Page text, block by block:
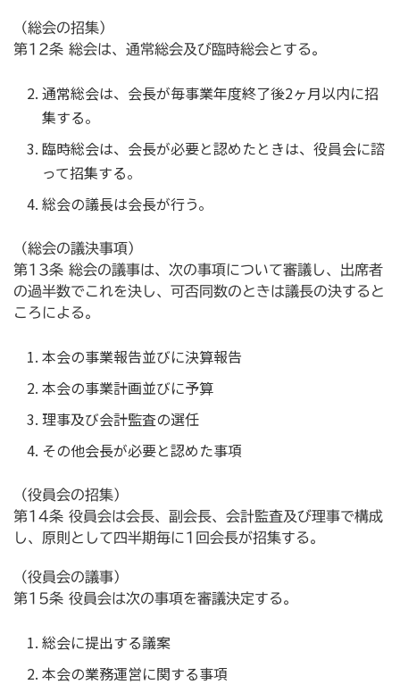
（総会の招集）
第12条 総会は、通常総会及び臨時総会とする。
通常総会は、会長が毎事業年度終了後2ヶ月以内に招
集する。
臨時総会は、会長が必要と認めたときは、役員会に諮
って招集する。
総会の議長は会長が行う。
（総会の議決事項）
第13条 総会の議事は、次の事項について審議し、出席者
の過半数でこれを決し、可否同数のときは議長の決すると
ころによる。
本会の事業報告並びに決算報告
本会の事業計画並びに予算
理事及び会計監査の選任
その他会長が必要と認めた事項
（役員会の招集）
第14条 役員会は会長、副会長、会計監査及び理事で構成
し、原則として四半期毎に1回会長が招集する。
（役員会の議事）
第15条 役員会は次の事項を審議決定する。
総会に提出する議案
本会の業務運営に関する事項